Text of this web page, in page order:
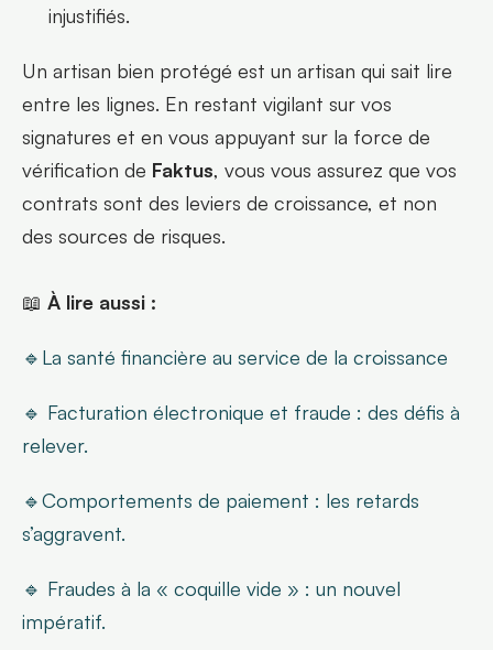
injustifiés.
Un artisan bien protégé est un artisan qui sait lire
entre les lignes. En restant vigilant sur vos
signatures et en vous appuyant sur la force de
vérification de Faktus, vous vous assurez que vos
contrats sont des leviers de croissance, et non
des sources de risques.
📖 À lire aussi :
🔹La santé financière au service de la croissance
🔹 Facturation électronique et fraude : des défis à
relever.
🔹Comportements de paiement : les retards
s’aggravent.
🔹 Fraudes à la « coquille vide » : un nouvel
impératif.